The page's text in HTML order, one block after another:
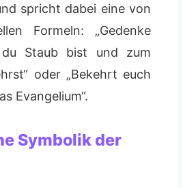
spricht dabei eine von
Formeln: „Gedenke
Staub bist und zum
oder „Bekehrt euch
Evangelium“.
Symbolik der